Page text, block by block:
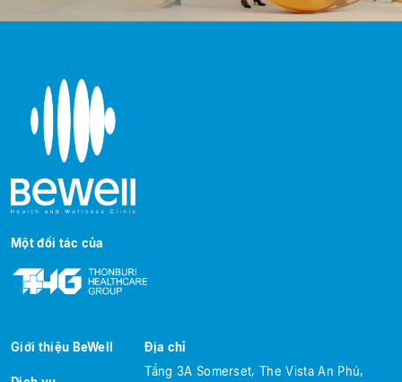
Một đối tác của
Giới thiệu BeWell
Địa chỉ
Tầng 3A Somerset, The Vista An Phú,